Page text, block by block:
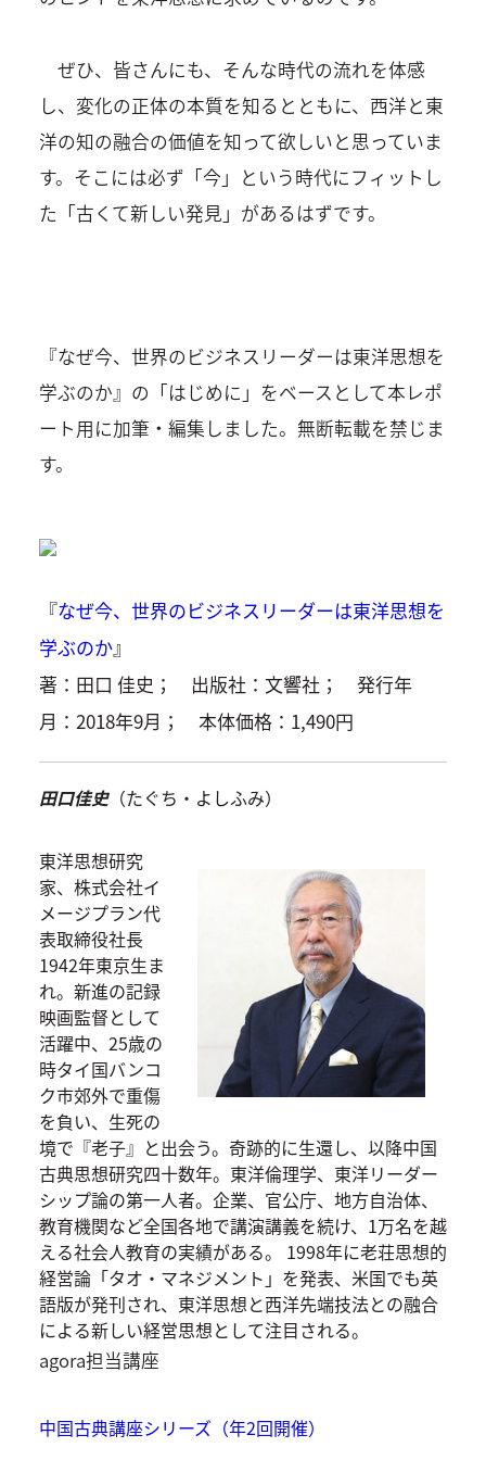
ぜひ、皆さんにも、そんな時代の流れを体感
し、変化の正体の本質を知るとともに、西洋と東
洋の知の融合の価値を知って欲しいと思っていま
す。そこには必ず「今」という時代にフィットし
た「古くて新しい発見」があるはずです。
『なぜ今、世界のビジネスリーダーは東洋思想を
学ぶのか』の「はじめに」をベースとして本レポ
ート用に加筆・編集しました。無断転載を禁じま
す。
『なぜ今、世界のビジネスリーダーは東洋思想を
学ぶのか』
著：田口 佳史； 出版社：文響社； 発行年
月：2018年9月； 本体価格：1,490円
田口佳史（たぐち・よしふみ）
東洋思想研究
家、株式会社イ
メージプラン代
表取締役社長
1942年東京生ま
れ。新進の記録
映画監督として
活躍中、25歳の
時タイ国バンコ
ク市郊外で重傷
を負い、生死の
境で『老子』と出会う。奇跡的に生還し、以降中国
古典思想研究四十数年。東洋倫理学、東洋リーダー
シップ論の第一人者。企業、官公庁、地方自治体、
教育機関など全国各地で講演講義を続け、1万名を越
える社会人教育の実績がある。 1998年に老荘思想的
経営論「タオ・マネジメント」を発表、米国でも英
語版が発刊され、東洋思想と西洋先端技法との融合
による新しい経営思想として注目される。
agora担当講座
中国古典講座シリーズ（年2回開催）